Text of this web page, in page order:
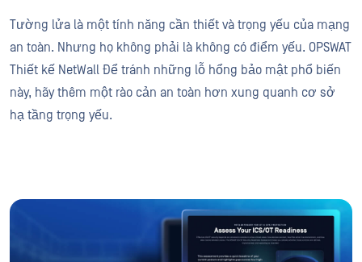
Tường lửa là một tính năng cần thiết và trọng yếu của mạng
an toàn. Nhưng họ không phải là không có điểm yếu. OPSWAT
Thiết kế NetWall Để tránh những lỗ hổng bảo mật phổ biến
này, hãy thêm một rào cản an toàn hơn xung quanh cơ sở
hạ tầng trọng yếu.